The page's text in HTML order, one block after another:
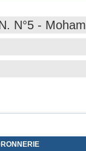
N°5 -